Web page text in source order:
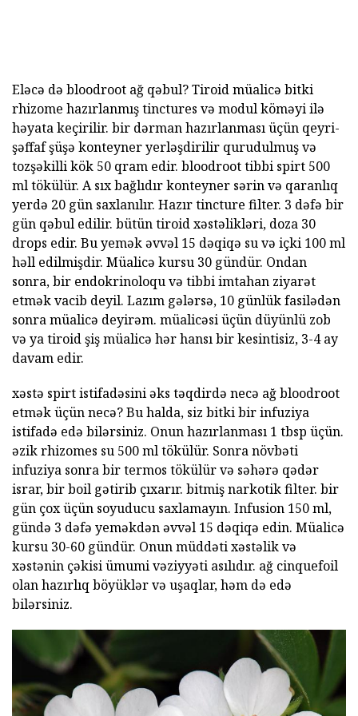
Eləcə də bloodroot ağ qəbul? Tiroid müalicə bitki
rhizome hazırlanmış tinctures və modul köməyi ilə
həyata keçirilir. bir dərman hazırlanması üçün qeyri-
şəffaf şüşə konteyner yerləşdirilir qurudulmuş və
tozşəkilli kök 50 qram edir. bloodroot tibbi spirt 500
ml tökülür. A sıx bağlıdır konteyner sərin və qaranlıq
yerdə 20 gün saxlanılır. Hazır tincture filter. 3 dəfə bir
gün qəbul edilir. bütün tiroid xəstəlikləri, doza 30
drops edir. Bu yemək əvvəl 15 dəqiqə su və içki 100 ml
həll edilmişdir. Müalicə kursu 30 gündür. Ondan
sonra, bir endokrinoloqu və tibbi imtahan ziyarət
etmək vacib deyil. Lazım gələrsə, 10 günlük fasilədən
sonra müalicə deyirəm. müalicəsi üçün düyünlü zob
və ya tiroid şiş müalicə hər hansı bir kesintisiz, 3-4 ay
davam edir.
xəstə spirt istifadəsini əks təqdirdə necə ağ bloodroot
etmək üçün necə? Bu halda, siz bitki bir infuziya
istifadə edə bilərsiniz. Onun hazırlanması 1 tbsp üçün.
əzik rhizomes su 500 ml tökülür. Sonra növbəti
infuziya sonra bir termos tökülür və səhərə qədər
israr, bir boil gətirib çıxarır. bitmiş narkotik filter. bir
gün çox üçün soyuducu saxlamayın. Infusion 150 ml,
gündə 3 dəfə yeməkdən əvvəl 15 dəqiqə edin. Müalicə
kursu 30-60 gündür. Onun müddəti xəstəlik və
xəstənin çəkisi ümumi vəziyyəti asılıdır. ağ cinquefoil
olan hazırlıq böyüklər və uşaqlar, həm də edə
bilərsiniz.